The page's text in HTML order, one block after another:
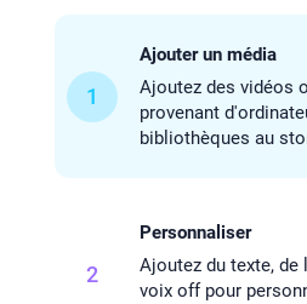
1
Ajouter un média
Ajoutez des vidéos
provenant
bibliothèques au
2
Personnaliser
Ajoutez du texte, de
voix off pour